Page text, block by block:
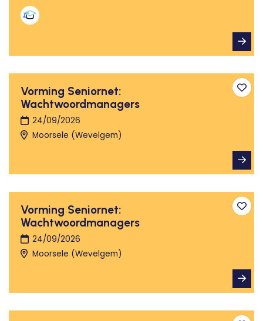
Vorming Seniornet:
Wachtwoordmanagers
24/09/2026
Moorsele (Wevelgem)
Vorming Seniornet:
Wachtwoordmanagers
24/09/2026
Moorsele (Wevelgem)